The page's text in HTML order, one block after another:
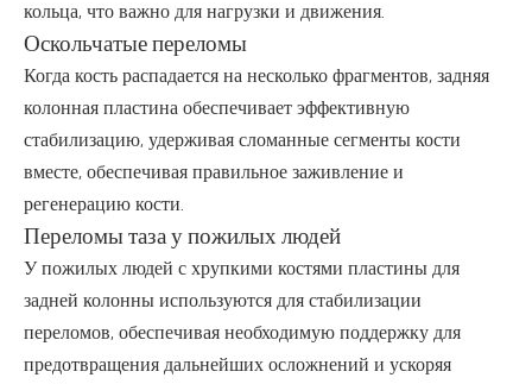
кольца, что важно для нагрузки и движения.
Оскольчатые переломы
Когда кость распадается на несколько фрагментов, задняя
колонная пластина обеспечивает эффективную
стабилизацию, удерживая сломанные сегменты кости
вместе, обеспечивая правильное заживление и
регенерацию кости.
Переломы таза у пожилых людей
У пожилых людей с хрупкими костями пластины для
задней колонны используются для стабилизации
переломов, обеспечивая необходимую поддержку для
предотвращения дальнейших осложнений и ускоряя